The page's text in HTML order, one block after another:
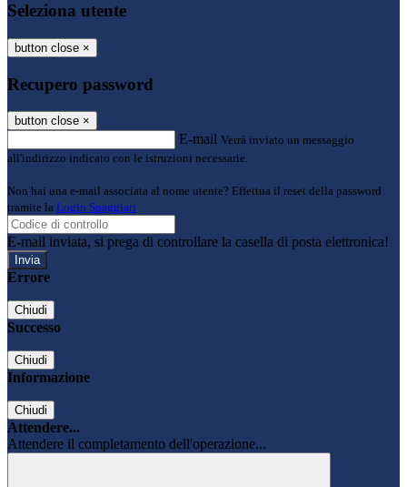
Seleziona utente
button close ×
Recupero password
button close ×
E-mail Verrà inviato un messaggio
all'indirizzo indicato con le istruzioni necessarie.
Non hai una e-mail associata al nome utente? Effettua il reset della password
tramite la Login Spaggiari
E-mail inviata, si prega di controllare la casella di posta elettronica!
Errore
Chiudi
Successo
Chiudi
Informazione
Chiudi
Attendere...
Attendere il completamento dell'operazione...